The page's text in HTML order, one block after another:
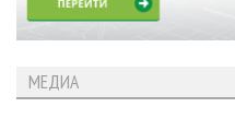
МЕДИА